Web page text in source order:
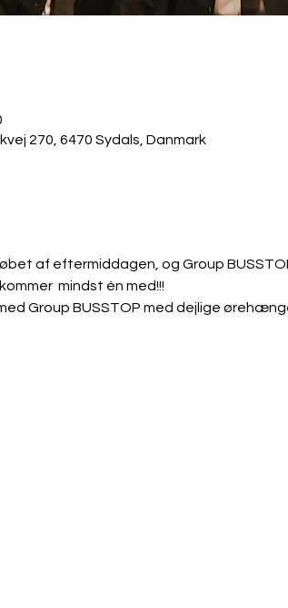
270, 6470 Sydals, Danmark
af eftermiddagen, og Group
mindst én med!!!
Group BUSSTOP med dejlige